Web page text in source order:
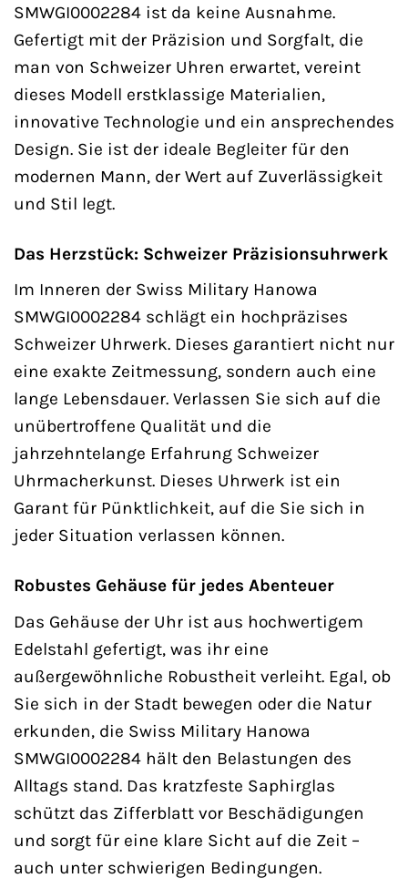
SMWGI0002284 ist da keine Ausnahme.
Gefertigt mit der Präzision und Sorgfalt, die
man von Schweizer Uhren erwartet, vereint
dieses Modell erstklassige Materialien,
innovative Technologie und ein ansprechendes
Design. Sie ist der ideale Begleiter für den
modernen Mann, der Wert auf Zuverlässigkeit
und Stil legt.
Das Herzstück: Schweizer Präzisionsuhrwerk
Im Inneren der Swiss Military Hanowa
SMWGI0002284 schlägt ein hochpräzises
Schweizer Uhrwerk. Dieses garantiert nicht nur
eine exakte Zeitmessung, sondern auch eine
lange Lebensdauer. Verlassen Sie sich auf die
unübertroffene Qualität und die
jahrzehntelange Erfahrung Schweizer
Uhrmacherkunst. Dieses Uhrwerk ist ein
Garant für Pünktlichkeit, auf die Sie sich in
jeder Situation verlassen können.
Robustes Gehäuse für jedes Abenteuer
Das Gehäuse der Uhr ist aus hochwertigem
Edelstahl gefertigt, was ihr eine
außergewöhnliche Robustheit verleiht. Egal, ob
Sie sich in der Stadt bewegen oder die Natur
erkunden, die Swiss Military Hanowa
SMWGI0002284 hält den Belastungen des
Alltags stand. Das kratzfeste Saphirglas
schützt das Zifferblatt vor Beschädigungen
und sorgt für eine klare Sicht auf die Zeit –
auch unter schwierigen Bedingungen.